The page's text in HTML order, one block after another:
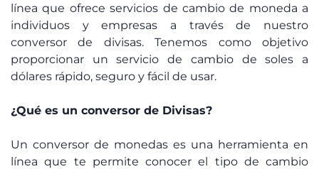
línea que ofrece servicios de cambio de moneda a
individuos y empresas a través de nuestro
conversor de divisas. Tenemos como objetivo
proporcionar un servicio de cambio de soles a
dólares rápido, seguro y fácil de usar.
¿Qué es un conversor de Divisas?
Un conversor de monedas es una herramienta en
línea que te permite conocer el tipo de cambio